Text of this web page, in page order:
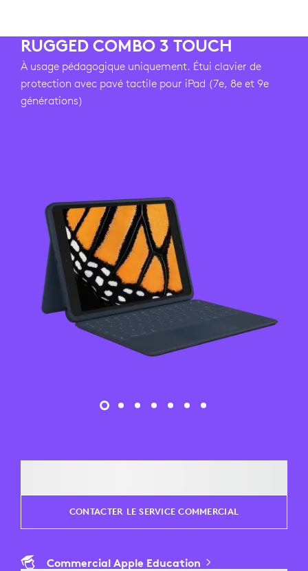
RUGGED COMBO 3 TOUCH
À usage pédagogique uniquement. Étui clavier de
protection avec pavé tactile pour iPad (7e, 8e et 9e
générations)
CONTACTER LE SERVICE COMMERCIAL
Commercial Apple Education